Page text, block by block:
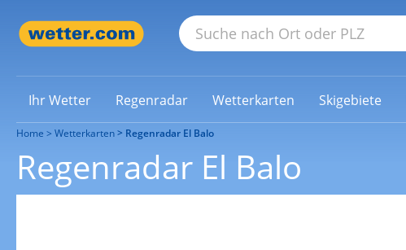
Ihr Wetter Regenradar Wetterkarten Skigebiete
Home Wetterkarten Regenradar El Balo
Regenradar El Balo